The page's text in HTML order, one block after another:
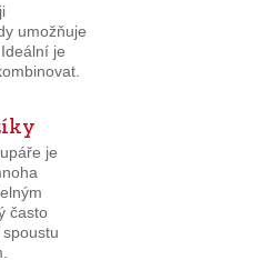
umožňuje
je
je
často